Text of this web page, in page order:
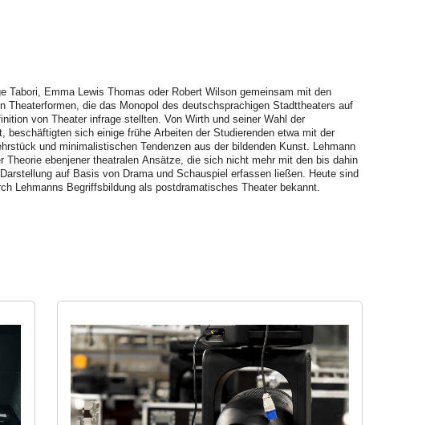
Lehmanns Begriffsbildung als postdramatisches Theater bekannt.